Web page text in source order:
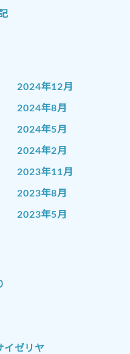
2024年12月
2024年8月
2024年5月
2024年2月
2023年11月
2023年8月
2023年5月
2021年11月
イゼリヤ